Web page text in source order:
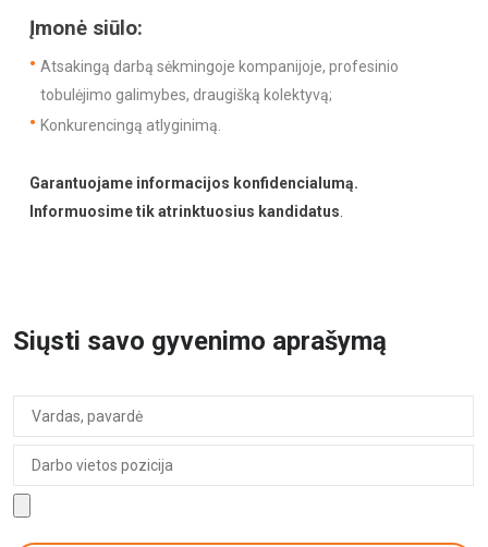
Įmonė siūlo:
Atsakingą darbą sėkmingoje kompanijoje, profesinio
tobulėjimo galimybes, draugišką kolektyvą;
Konkurencingą atlyginimą.
Garantuojame informacijos konfidencialumą.
Informuosime tik atrinktuosius kandidatus
Siųsti savo gyvenimo aprašymą